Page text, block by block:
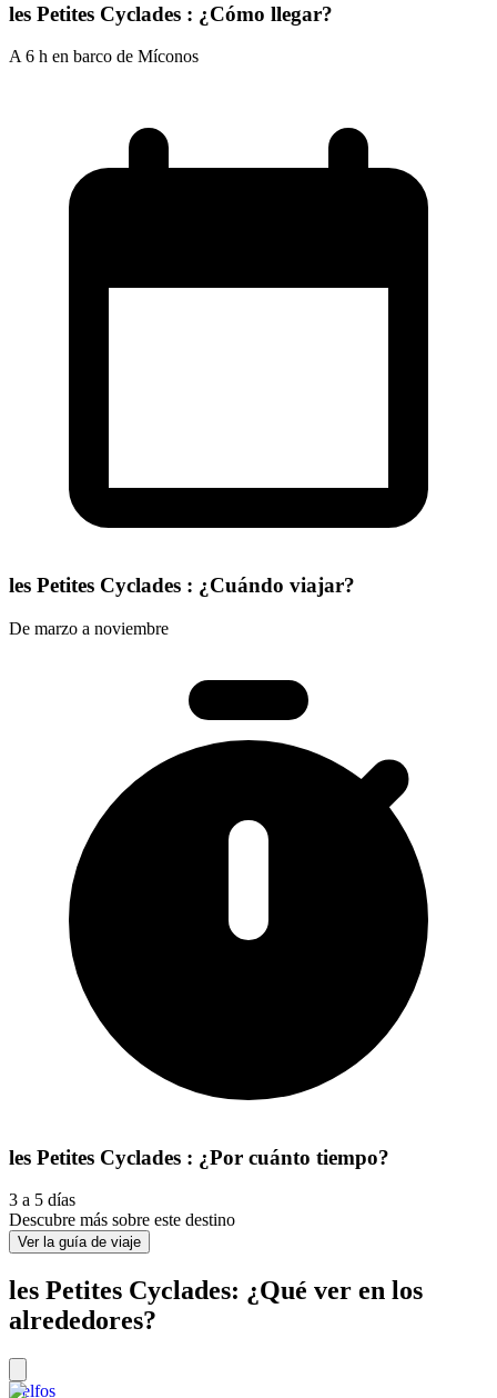
les Petites Cyclades : ¿Cómo llegar?
A 6 h en barco de Míconos
les Petites Cyclades : ¿Cuándo viajar?
De marzo a noviembre
les Petites Cyclades : ¿Por cuánto tiempo?
3 a 5 días
Descubre más sobre este destino
Ver la guía de viaje
les Petites Cyclades: ¿Qué ver en los
alrededores?
Delfos